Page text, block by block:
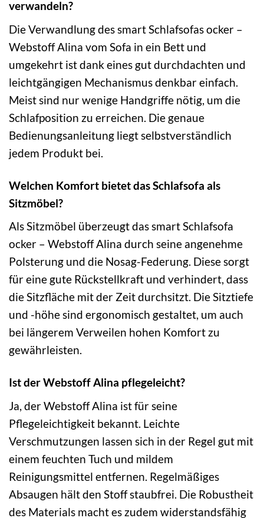
verwandeln?
Die Verwandlung des smart Schlafsofas ocker –
Webstoff Alina vom Sofa in ein Bett und
umgekehrt ist dank eines gut durchdachten und
leichtgängigen Mechanismus denkbar einfach.
Meist sind nur wenige Handgriffe nötig, um die
Schlafposition zu erreichen. Die genaue
Bedienungsanleitung liegt selbstverständlich
jedem Produkt bei.
Welchen Komfort bietet das Schlafsofa als
Sitzmöbel?
Als Sitzmöbel überzeugt das smart Schlafsofa
ocker – Webstoff Alina durch seine angenehme
Polsterung und die Nosag-Federung. Diese sorgt
für eine gute Rückstellkraft und verhindert, dass
die Sitzfläche mit der Zeit durchsitzt. Die Sitztiefe
und -höhe sind ergonomisch gestaltet, um auch
bei längerem Verweilen hohen Komfort zu
gewährleisten.
Ist der Webstoff Alina pflegeleicht?
Ja, der Webstoff Alina ist für seine
Pflegeleichtigkeit bekannt. Leichte
Verschmutzungen lassen sich in der Regel gut mit
einem feuchten Tuch und mildem
Reinigungsmittel entfernen. Regelmäßiges
Absaugen hält den Stoff staubfrei. Die Robustheit
des Materials macht es zudem widerstandsfähig